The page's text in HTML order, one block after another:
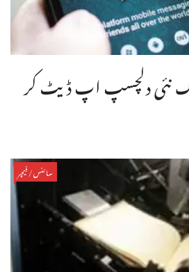
نئی دلچسپ اپ ڈیٹ کر
سائنس/فیچر